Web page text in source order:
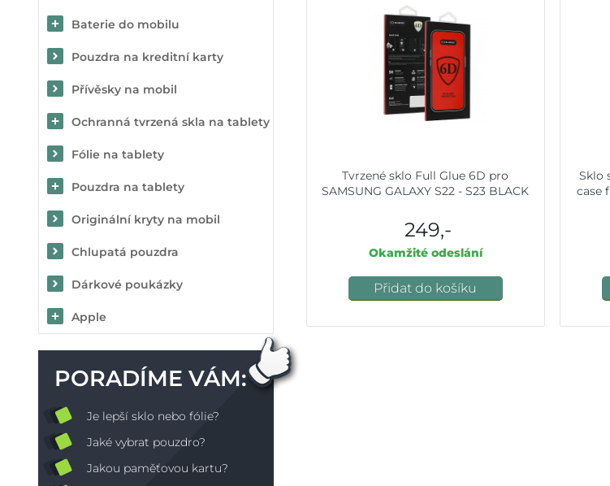
Baterie do mobilu
Pouzdra na kreditní karty
Přívěsky na mobil
Ochranná tvrzená skla na tablety
Fólie na tablety
Pouzdra na tablety
Originální kryty na mobil
Chlupatá pouzdra
Dárkové poukázky
Apple
PORADÍME VÁM:
Je lepší sklo nebo fólie?
Jaké vybrat pouzdro?
Jakou paměťovou kartu?
Tvrzené sklo Full Glue 6D pro
SAMSUNG GALAXY S22 - S23 BLACK
249,-
Okamžité odeslání
Přidat do košíku
Sklo
case